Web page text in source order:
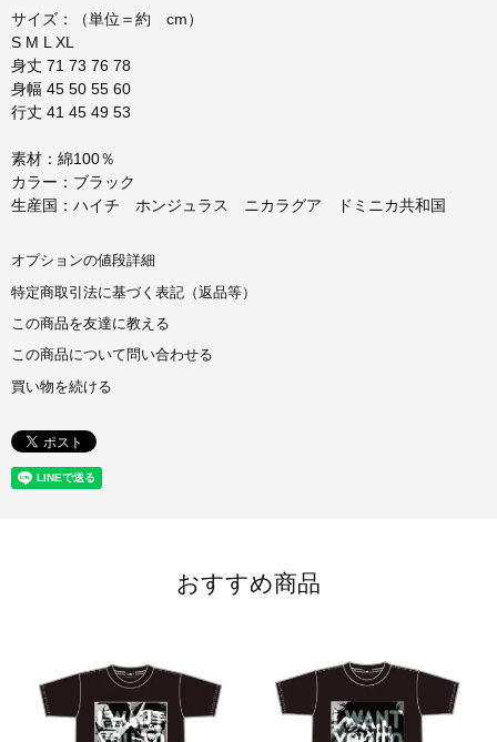
サイズ：（単位＝約 cm）
S M L XL
身丈 71 73 76 78
身幅 45 50 55 60
行丈 41 45 49 53
素材：綿100％
カラー：ブラック
生産国：ハイチ ホンジュラス ニカラグア ドミニカ共和国
オプションの値段詳細
特定商取引法に基づく表記（返品等）
この商品を友達に教える
この商品について問い合わせる
買い物を続ける
おすすめ商品